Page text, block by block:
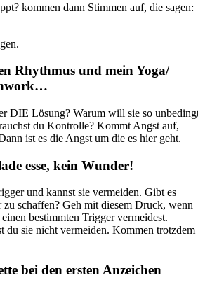
kommen dann Stimmen auf, die sagen:
Rhythmus und mein Yoga/
DIE Lösung? Warum will sie so
du Kontrolle? Kommt Angst auf,
ist es die Angst um die es hier geht.
esse, kein Wunder!
und kannst sie vermeiden. Gibt es
zu schaffen? Geh mit diesem Druck, wenn
bestimmten Trigger vermeidest.
du sie nicht vermeiden. Kommen trotzdem
bei den ersten Anzeichen